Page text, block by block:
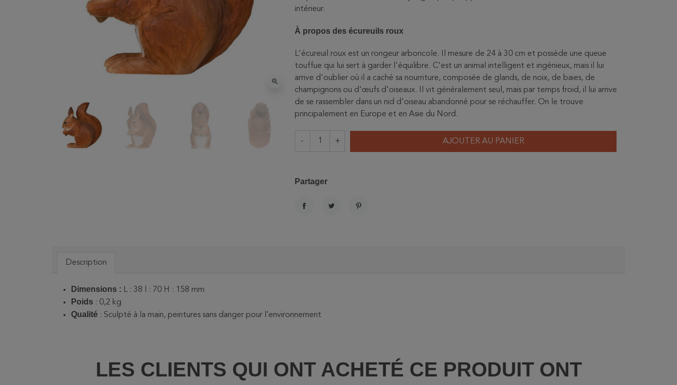
zoom_in
intérieur.
À propos des écureuils roux
L'écureuil roux est un rongeur arboricole. Il mesure de 24 à 30 cm et possède une queue
touffue qui lui sert à garder l'équilibre. C'est un animal intelligent et ingénieux, mais il lui
arrive d'oublier où il a caché sa nourriture, composée de glands, de noix, de baies, de
champignons ou d'œufs d'oiseaux. Il vit généralement seul, mais par temps froid, il lui arrive
de se rassembler dans un nid d'oiseau abandonné pour se réchauffer. On le trouve
principalement en Europe et en Asie du Nord.
- + AJOUTER AU PANIER
Partager
Description
Dimensions : L : 38 l : 70 H : 158 mm
Poids : 0,2 kg
Qualité : Sculpté à la main, peintures sans danger pour l’environnement
LES CLIENTS QUI ONT ACHETÉ CE PRODUIT ONT